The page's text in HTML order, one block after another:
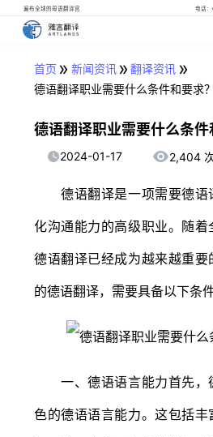
遍布全球的母语翻译官 电话：
首页 » 新闻资讯» 翻译资讯 »
德语翻译职业需要什么条件和要求？
德语翻译职业需要什么条件
2024-01-17 2,404
德语翻译是一项需要德语
化沟通能力的高级职业。随着
德语翻译已经成为越来越重
的德语翻译，需要具备以下条件
一、德语语言能力首先，
色的德语语言能力。这包括